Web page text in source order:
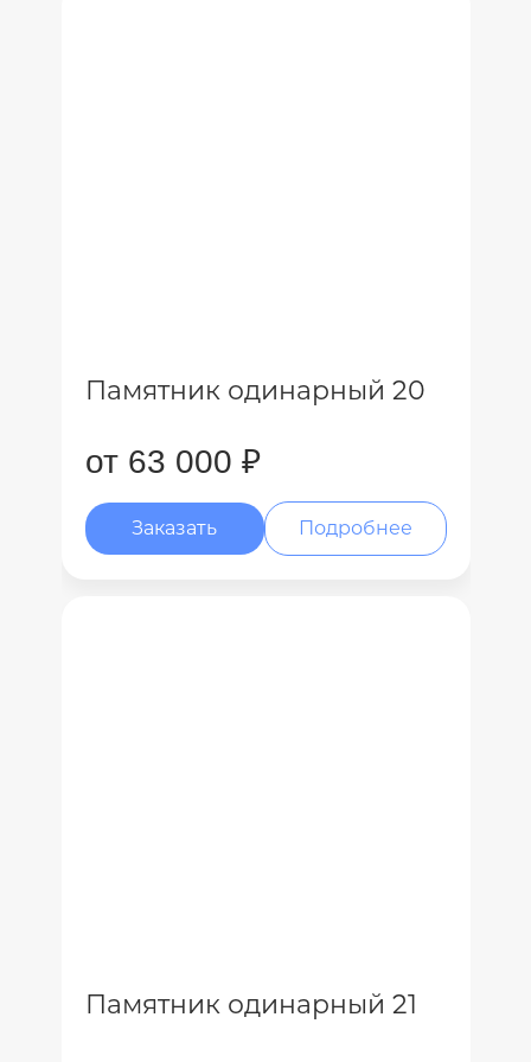
Памятник одинарный 20
от 63 000 ₽
Заказать Подробнее
Памятник одинарный 21